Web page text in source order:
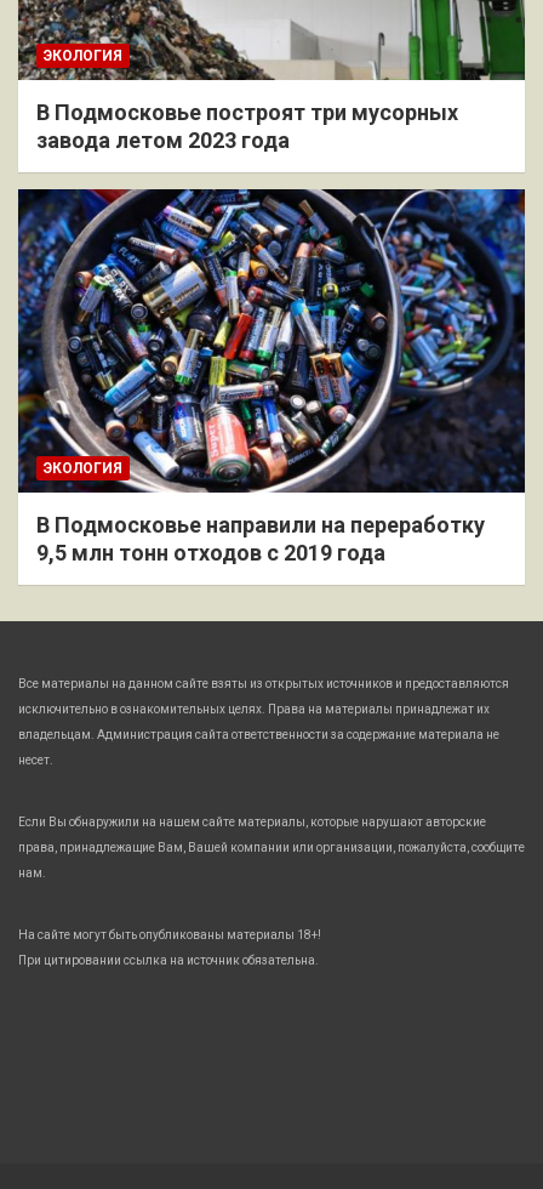
ЭКОЛОГИЯ
В Подмосковье построят три мусорных
завода летом 2023 года
ЭКОЛОГИЯ
В Подмосковье направили на переработку
9,5 млн тонн отходов с 2019 года
Все материалы на данном сайте взяты из открытых источников и предоставляются
исключительно в ознакомительных целях. Права на материалы принадлежат их
владельцам. Администрация сайта ответственности за содержание материала не
несет.
Если Вы обнаружили на нашем сайте материалы, которые нарушают авторские
права, принадлежащие Вам, Вашей компании или организации, пожалуйста, сообщите
нам.
На сайте могут быть опубликованы материалы 18+!
При цитировании ссылка на источник обязательна.